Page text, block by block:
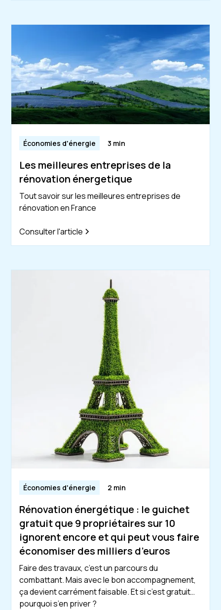
Économies d'énergie 3 min
Les meilleures entreprises de la
rénovation énergetique
Tout savoir sur les meilleures entreprises de
rénovation en France
Consulter l'article
Économies d'énergie 2 min
Rénovation énergétique : le guichet
gratuit que 9 propriétaires sur 10
ignorent encore et qui peut vous faire
économiser des milliers d’euros
Faire des travaux, c’est un parcours du
combattant. Mais avec le bon accompagnement,
ça devient carrément faisable. Et si c’est gratuit…
pourquoi s’en priver ?